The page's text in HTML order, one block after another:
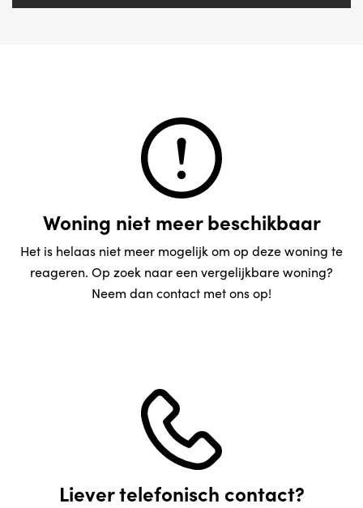
Woning niet meer beschikbaar
Het is helaas niet meer mogelijk om op deze woning te
reageren. Op zoek naar een vergelijkbare woning?
Neem dan contact met ons op!
Liever telefonisch contact?